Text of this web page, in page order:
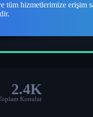
tüm hizmetlerimize erişim
2.4K
Konular